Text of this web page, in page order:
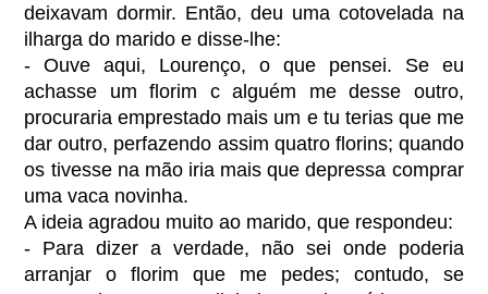
deixavam dormir. Então, deu uma cotovelada na
ilharga do marido e disse-lhe:
- Ouve aqui, Lourenço, o que pensei. Se eu
achasse um florim c alguém me desse outro,
procuraria emprestado mais um e tu terias que me
dar outro, perfazendo assim quatro florins; quando
os tivesse na mão iria mais que depressa comprar
uma vaca novinha.
A ideia agradou muito ao marido, que respondeu:
- Para dizer a verdade, não sei onde poderia
arranjar o florim que me pedes; contudo, se